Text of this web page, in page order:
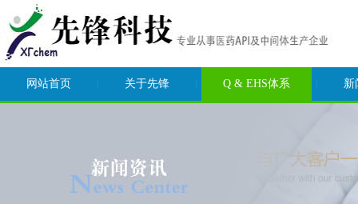
网站首页 关于先锋 Q & EHS体系 新